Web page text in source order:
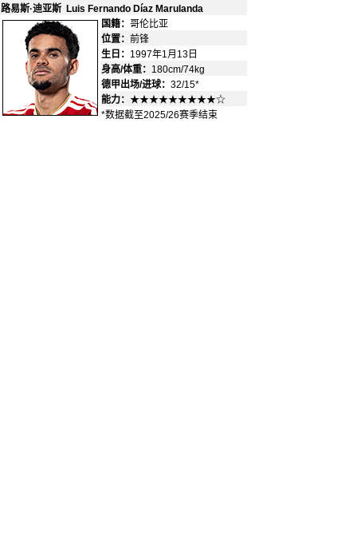
路易斯·迪亚斯 Luis Fernando Díaz Marulanda
国籍： 哥伦比亚
位置： 前锋
生日： 1997年1月13日
身高/体重： 180cm/74kg
德甲出场/进球： 32/15*
能力： ★★★★★★★★★☆
*数据截至2025/26赛季结束